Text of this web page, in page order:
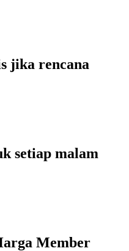
jika rencana
setiap malam
Member